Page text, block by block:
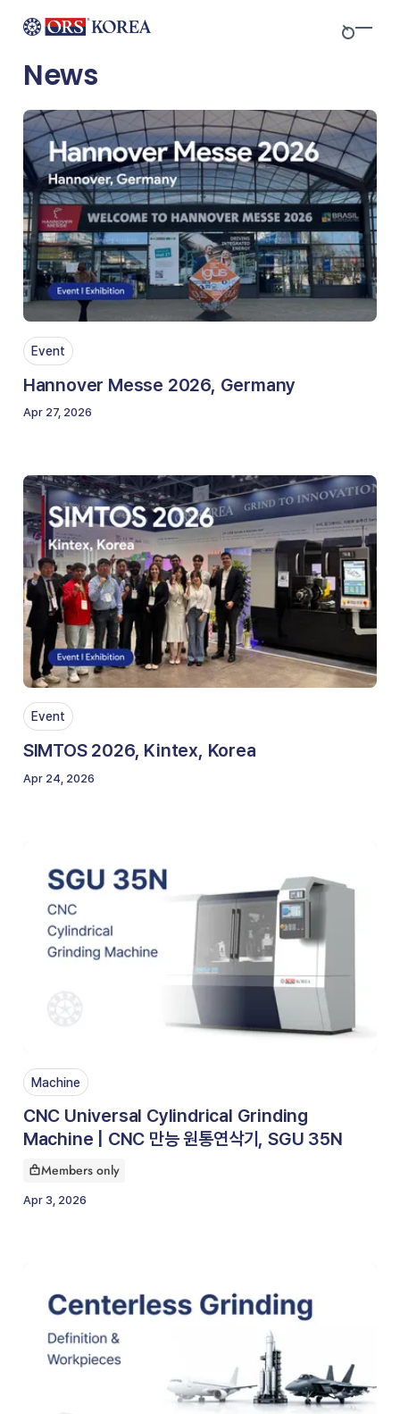
News
Event
Hannover Messe 2026, Germany
Apr 27, 2026
Event
SIMTOS 2026, Kintex, Korea
Apr 24, 2026
Machine
CNC Universal Cylindrical Grinding
Machine | CNC 만능 원통연삭기, SGU 35N
This article is for
Members only
Apr 3, 2026